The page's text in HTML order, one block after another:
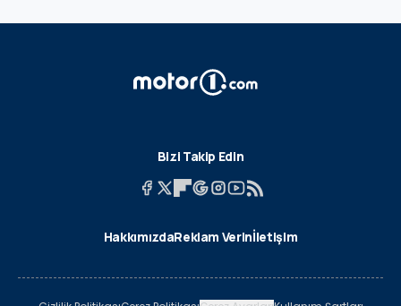
Bizi Takip Edin
HakkımızdaReklam Verinİletişim